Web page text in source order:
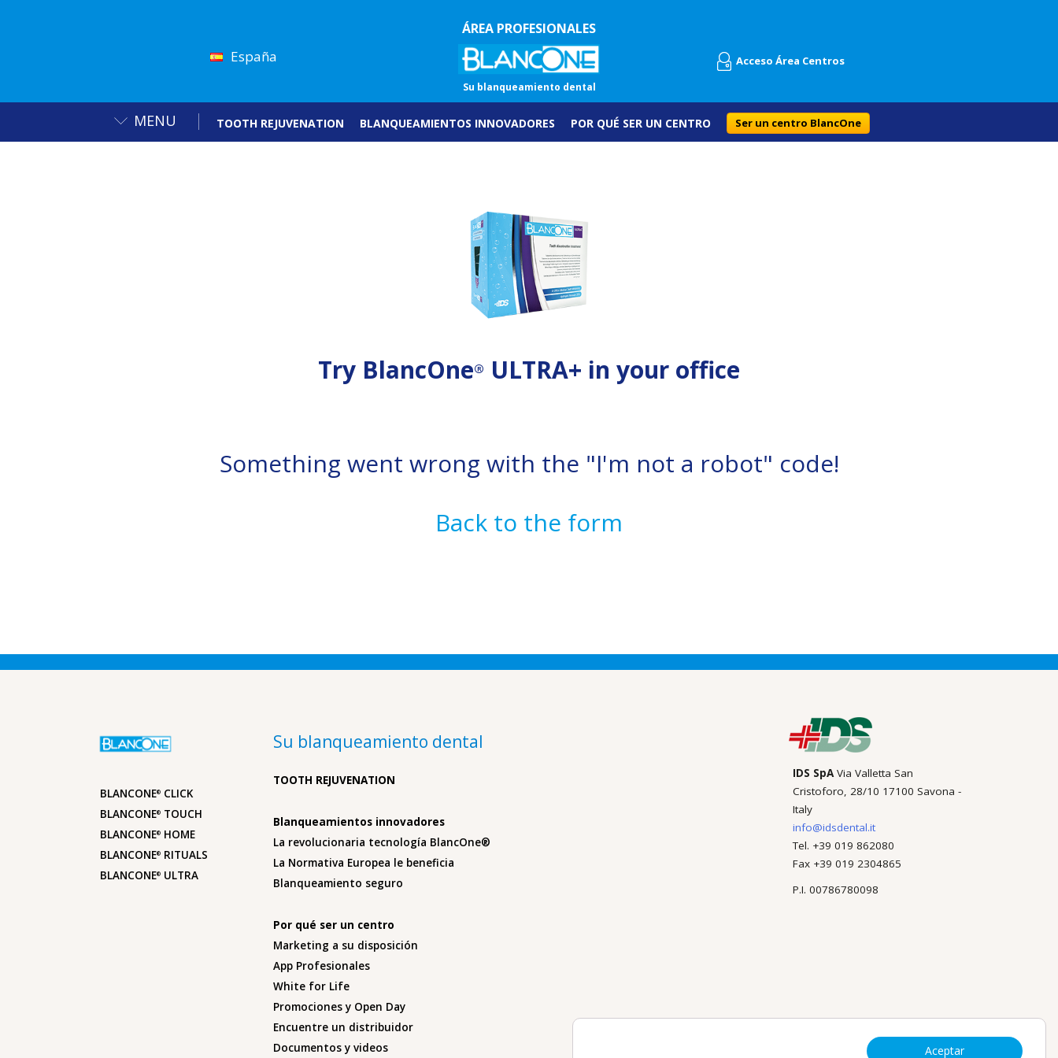
España
ÁREA PROFESIONALES
Su blanqueamiento dental
Acceso Área Centros
MENU TOOTH REJUVENATION BLANQUEAMIENTOS INNOVADORES POR QUÉ SER UN CENTRO Ser un centro BlancOne
Try BlancOne® ULTRA+ in your office
Something went wrong with the "I'm not a robot" code!
Back to the form
BLANCONE® CLICK
BLANCONE® TOUCH
BLANCONE® HOME
BLANCONE® RITUALS
BLANCONE® ULTRA
Su blanqueamiento dental
TOOTH REJUVENATION
Blanqueamientos innovadores
La revolucionaria tecnología BlancOne®
La Normativa Europea le beneficia
Blanqueamiento seguro
Por qué ser un centro
Marketing a su disposición
App Profesionales
White for Life
Promociones y Open Day
Encuentre un distribuidor
Documentos y videos
IDS SpAVia Valletta San
Cristoforo, 28/10 17100 Savona -
Italy
info@idsdental.it
Tel. +39 019 862080
Fax +39 019 2304865
P.I. 00786780098
Aceptar